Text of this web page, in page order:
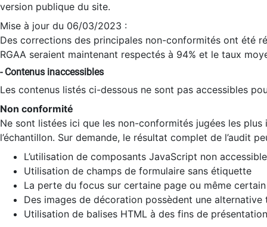
version publique du site.
Mise à jour du 06/03/2023 :
Des corrections des principales non-conformités ont été
RGAA seraient maintenant respectés à 94% et le taux
- Contenus inaccessibles
Les contenus listés ci-dessous ne sont pas accessibles
Non conformité
Ne sont listées ici que les non-conformités jugées les
l’échantillon. Sur demande, le résultat complet de l’audit
L’utilisation de composants JavaScript non
Utilisation de champs de formulaire sans étiquette
La perte du focus sur certaine page ou même
Des images de décoration possèdent une alternative
Utilisation de balises HTML à des fins de